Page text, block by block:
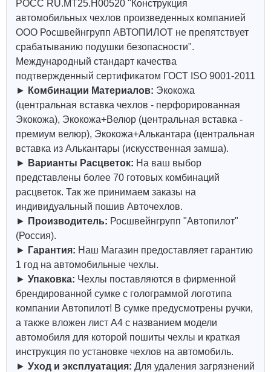
РОСС RU.МТ25.Н00520 "Конструкция
автомобильных чехлов произведенных компанией
ООО Росшвейнгрупп АВТОПИЛОТ не препятствует
срабатыванию подушки безопасности".
Международный стандарт качества
подтвержденный сертификатом ГОСТ ISO 9001-2011
► Комбинации Материалов: Экокожа
(центральная вставка чехлов - перфорированная
Экокожа), Экокожа+Велюр (центральная вставка -
премиум велюр), Экокожа+Алькантара (центральная
вставка из Алькантары (искусственная замша).
► Варианты Расцветок: На ваш выбор
представлены более 70 готовых комбинаций
расцветок. Так же принимаем заказы на
индивидуальный пошив Авточехлов.
► Производитель: Росшвейнгрупп "Автопилот"
(Россия).
► Гарантия: Наш Магазин предоставляет гарантию
1 год на автомобильные чехлы.
► Упаковка: Чехлы поставляются в фирменной
брендированной сумке с голограммой логотипа
компании Автопилот! В сумке предусмотрены ручки,
а также вложен лист А4 с названием модели
автомобиля для которой пошиты чехлы и краткая
инструкция по установке чехлов на автомобиль.
► Уход и эксплуатация: Для удаления загрязнений